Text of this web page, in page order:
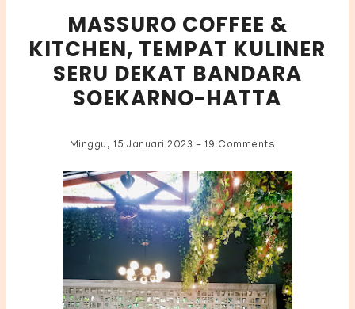
MASSURO COFFEE &
KITCHEN, TEMPAT KULINER
SERU DEKAT BANDARA
SOEKARNO-HATTA
Minggu, 15 Januari 2023 - 19 Comments